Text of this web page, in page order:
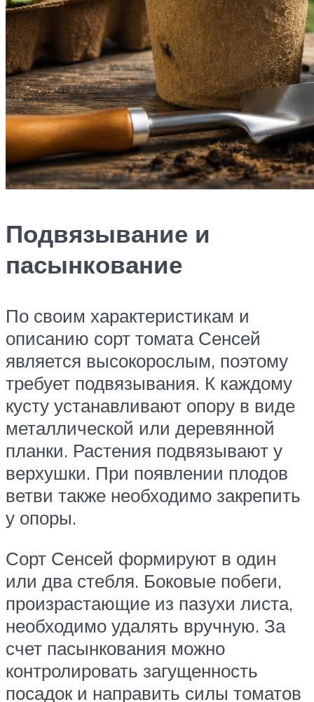
Подвязывание и
пасынкование
По своим характеристикам и
описанию сорт томата Сенсей
является высокорослым, поэтому
требует подвязывания. К каждому
кусту устанавливают опору в виде
металлической или деревянной
планки. Растения подвязывают у
верхушки. При появлении плодов
ветви также необходимо закрепить
у опоры.
Сорт Сенсей формируют в один
или два стебля. Боковые побеги,
произрастающие из пазухи листа,
необходимо удалять вручную. За
счет пасынкования можно
контролировать загущенность
посадок и направить силы томатов